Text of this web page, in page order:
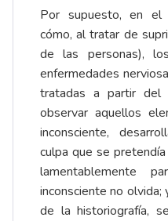
Por supuesto, en el
cómo, al tratar de
de las personas),
enfermedades
tratadas a partir del
observar aquellos
inconsciente,
culpa que se
lamentablemente
inconsciente no
de la historiografía,